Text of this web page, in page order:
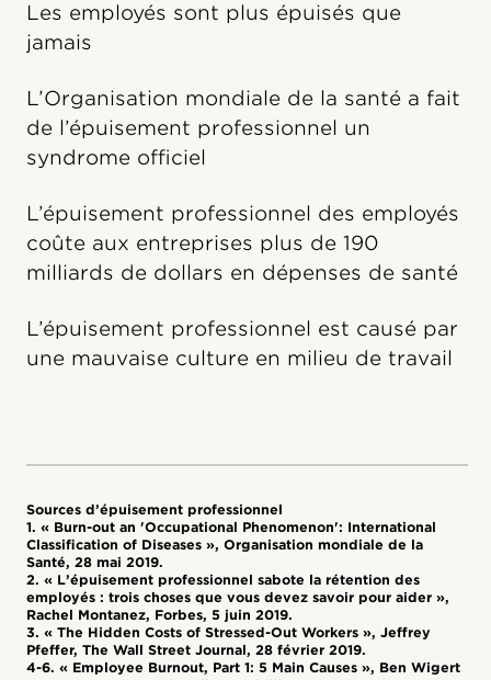
Les employés sont plus épuisés que
jamais
L’Organisation mondiale de la santé a fait
de l’épuisement professionnel un
syndrome officiel
L’épuisement professionnel des employés
coûte aux entreprises plus de 190
milliards de dollars en dépenses de santé
L’épuisement professionnel est causé par
une mauvaise culture en milieu de travail
Sources d’épuisement professionnel
1. « Burn-out an 'Occupational Phenomenon': International
Classification of Diseases », Organisation mondiale de la
Santé, 28 mai 2019.
2. « L’épuisement professionnel sabote la rétention des
employés : trois choses que vous devez savoir pour aider »,
Rachel Montanez, Forbes, 5 juin 2019.
3. « The Hidden Costs of Stressed-Out Workers », Jeffrey
Pfeffer, The Wall Street Journal, 28 février 2019.
4-6. « Employee Burnout, Part 1: 5 Main Causes », Ben Wigert